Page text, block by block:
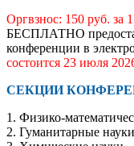
Оргвзнос: 150 руб. за
БЕСПЛАТНО
конференции в
состоится 23 июля
СЕКЦИИ
1. Физико-
2. Гуманитарные науки